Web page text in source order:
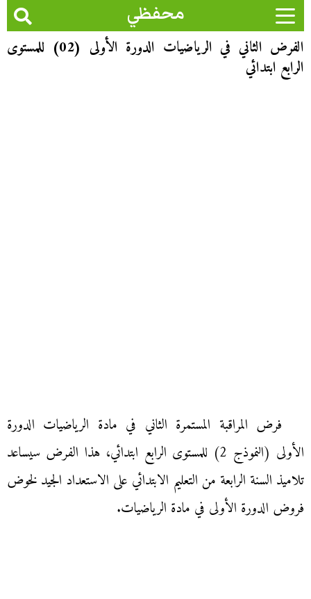
محفظي
الفرض الثاني في الرياضيات الدورة الأولى (02) للمستوى
الرابع ابتدائي
فرض المراقبة المستمرة الثاني في مادة الرياضيات الدورة
الأولى (النموذج 2) للمستوى الرابع ابتدائي، هذا الفرض سيساعد
تلاميذ السنة الرابعة من التعليم الابتدائي على الاستعداد الجيد لخوض
فروض الدورة الأولى في مادة الرياضيات.